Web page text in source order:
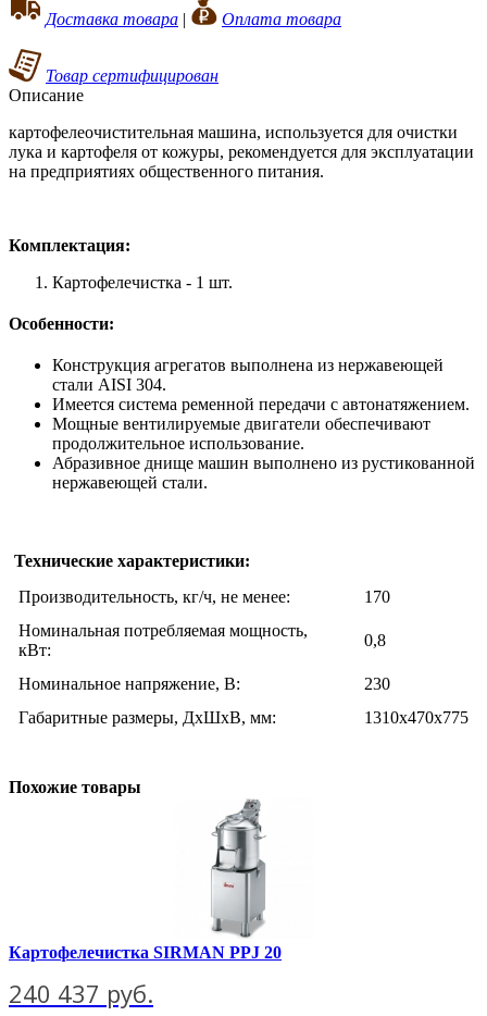
Доставка товара | Оплата товара
Товар сертифицирован
Описание
картофелеочистительная машина, используется для очистки
лука и картофеля от кожуры, рекомендуется для эксплуатации
на предприятиях общественного питания.
Комплектация:
Картофелечистка - 1 шт.
Особенности:
Конструкция агрегатов выполнена из нержавеющей
стали AISI 304.
Имеется система ременной передачи с автонатяжением.
Мощные вентилируемые двигатели обеспечивают
продолжительное использование.
Абразивное днище машин выполнено из рустикованной
нержавеющей стали.
Технические характеристики:
Производительность, кг/ч, не менее:
170
Номинальная потребляемая мощность,
кВт:
0,8
Номинальное напряжение, В:
230
Габаритные размеры, ДхШхВ, мм:
1310x470x775
Похожие товары
Картофелечистка SIRMAN РРJ 20
240 437 руб.